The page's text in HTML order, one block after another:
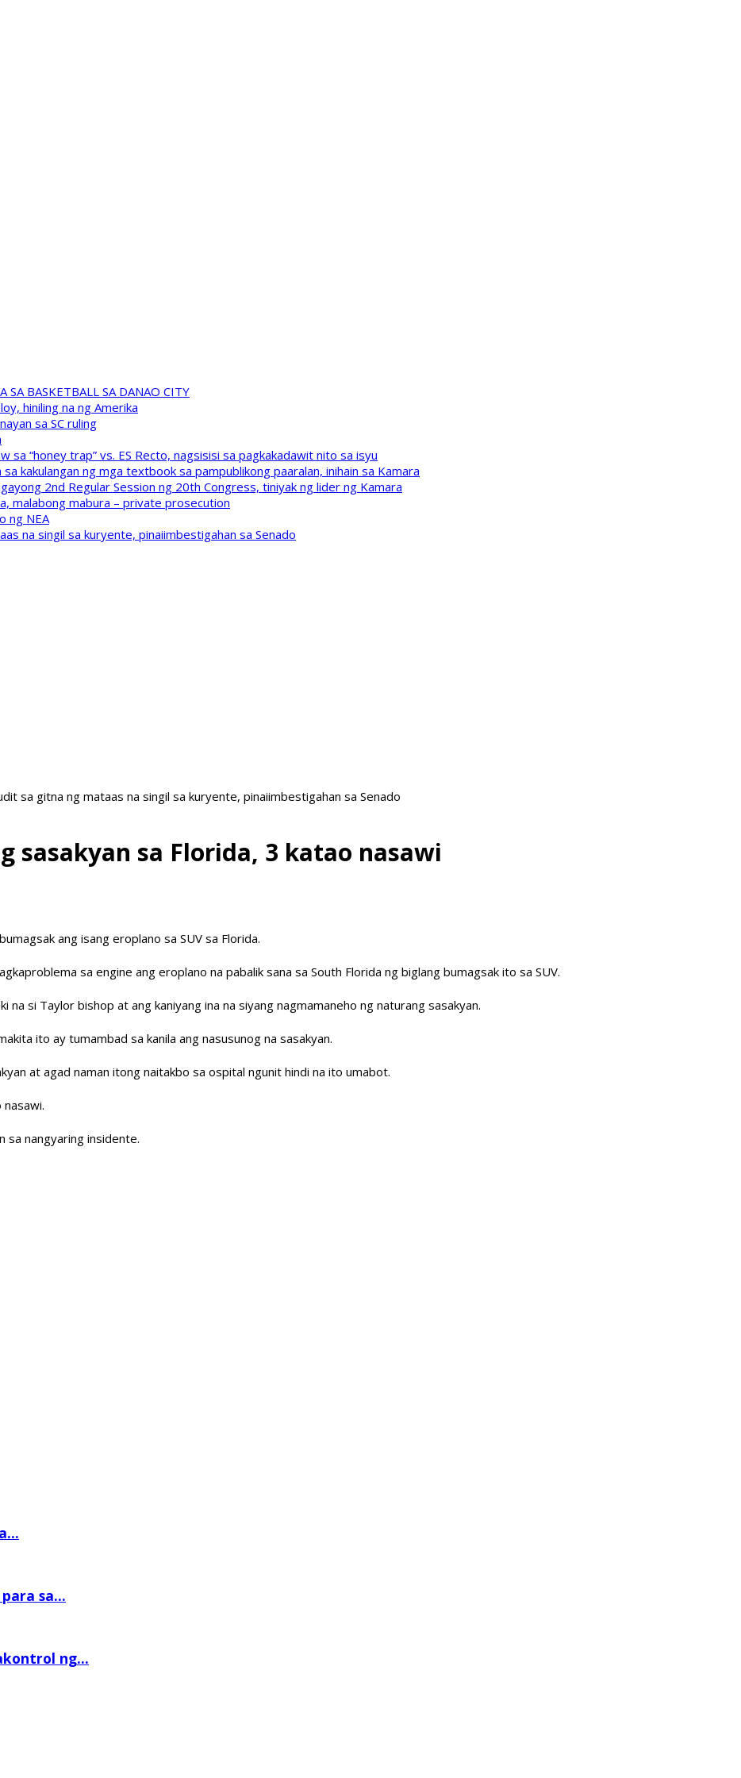
SA BASKETBALL SA DANAO CITY
hiniling na ng Amerika
sa SC ruling
“honey trap” vs. ES Recto, nagsisisi sa pagkakadawit nito sa isyu
kakulangan ng mga textbook sa pampublikong paaralan, inihain sa Kamara
2nd Regular Session ng 20th Congress, tiniyak ng lider ng Kamara
malabong mabura – private prosecution
ng NEA
na singil sa kuryente, pinaiimbestigahan sa Senado
sa gitna ng mataas na singil sa kuryente, pinaiimbestigahan sa Senado
sasakyan sa Florida, 3 katao nasawi
ang isang eroplano sa SUV sa Florida.
sa engine ang eroplano na pabalik sana sa South Florida ng biglang bumagsak ito sa SUV.
na si Taylor bishop at ang kaniyang ina na siyang nagmamaneho ng naturang sasakyan.
ito ay tumambad sa kanila ang nasusunog na sasakyan.
at agad naman itong naitakbo sa ospital ngunit hindi na ito umabot.
nasawi.
sa nangyaring insidente.
sa...
ng...